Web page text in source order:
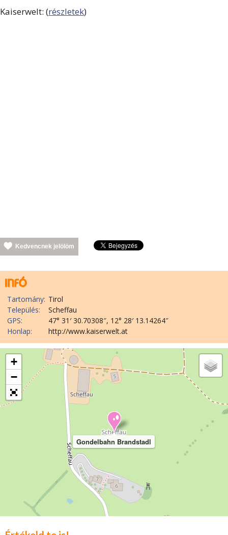
Kaiserwelt: (részletek)
Kedvencnek jelölöm
Tartomány: Tirol
Település:
Scheffau
GPS:
47° 31′ 30.70308″, 12° 28′ 13.14264″
Honlap:
http://www.kaiserwelt.at
Gondelbahn Brandstadl
+
−